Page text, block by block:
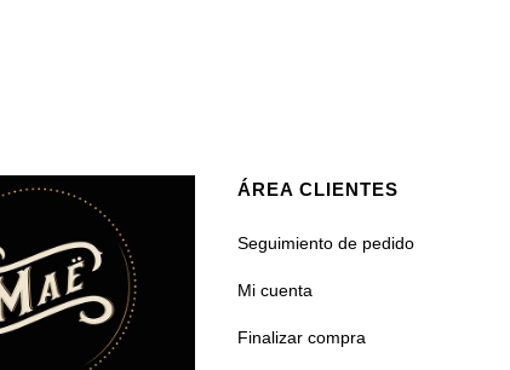
ÁREA CLIENTES
Seguimiento de pedido
Mi cuenta
Finalizar compra